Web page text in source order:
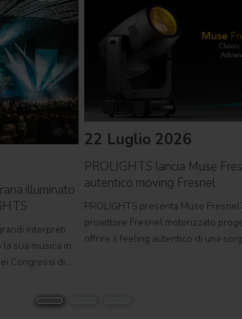
illuminato
interpreti
sua musica in
Congressi di
tutto esaurito
22 Luglio 2026
PROLIGHTS lancia Muse
autentico moving Fresnel
PROLIGHTS presenta Muse
proiettore Fresnel motorizzato
offrire il feeling autentico di una